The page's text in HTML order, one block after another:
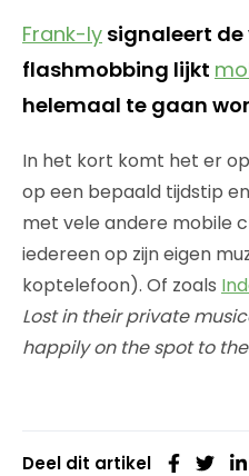
Frank-ly signaleert de
flashmobbing lijkt
helemaal te gaan
In het kort komt het er
op een bepaald tijdstip
met vele andere mobile
iedereen op zijn eigen
koptelefoon). Of zoals
Lost in their private
happily on the spot to
Deel dit artikel